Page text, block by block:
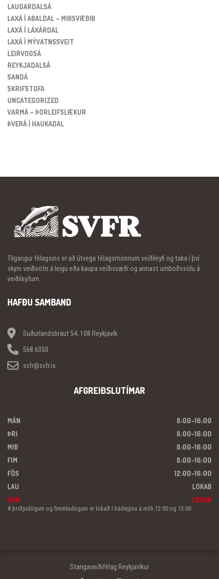
LAUGARDALSÁ
LAXÁ Í AÐALDAL – MIÐSVÆÐIÐ
LAXÁ Í LÁXÁRDAL
LAXÁ Í MÝVATNSSVEIT
LEIRVOGSÁ
REYKJADALSÁ
SANDÁ
SKRIFSTOFA
UNCATEGORIZED
VARMÁ – ÞORLEIFSLÆKUR
ÞVERÁ Í HAUKADAL
Tilgangur félagsins er að útvega félagsmönnum veiðileyfi og taka í því
skyni veiðivötn á leigu eða kaupa veiðisvæði og annast umboðssölu á
veiðileyfum.
HAFÐU SAMBAND
Suðurlandsbraut 54, 108 Reykjavík
568 6050
svfr@svfr.is
AFGREIÐSLUTÍMAR
MÁN
8:00-16:00
ÞRI
8:00-16:00
MIÐ
8:00-16:00
FIM
8:00-16:00
FÖS
12:00-16:00
LAU
LOKAÐ
SUN
LOKAÐ
Á þriðjudögum og fimmtudögum er lokað í hádeginu á milli 12:00 og 13:00
Stangaveiðifélag Reykjavíkur